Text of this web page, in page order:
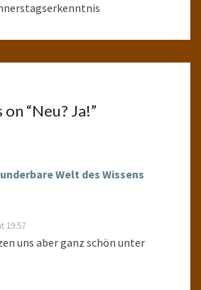
“Neu? Ja!”
Welt des Wissens
19:57
uns aber ganz schön unter